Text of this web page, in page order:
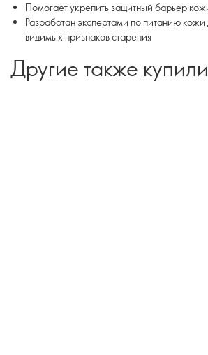
Помогает укрепить защитный барьер
Разработан экспертами по питанию кожи
видимых признаков старения
Другие также купили